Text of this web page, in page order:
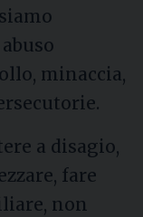
minaccia,
a disagio,
fare
non